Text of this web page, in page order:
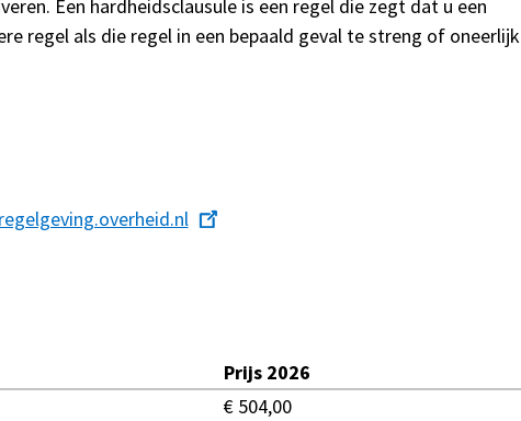
Een hardheidsclausule is een regel die zegt dat u een
regel als die regel in een bepaald geval te streng of oneerlijk
Prijs 2026
€ 504,00